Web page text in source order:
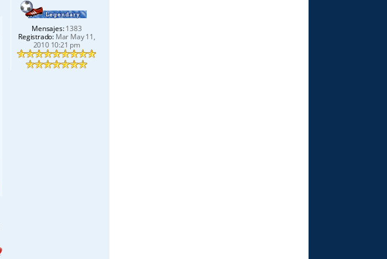
Mensajes:1383
Registrado:Mar May 11,
2010 10:21 pm